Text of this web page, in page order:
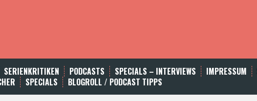
SERIENKRITIKEN PODCASTS SPECIALS – INTERVIEWS IMPRESSUM
SPECIALS BLOGROLL / PODCAST TIPPS